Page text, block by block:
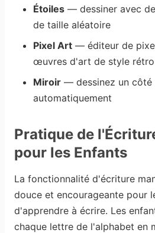
Étoiles — dessiner avec
de taille aléatoire
Pixel Art — éditeur de
œuvres d'art de style rétro
Miroir — dessinez un côté
automatiquement
Pratique de
pour les Enfants
La fonctionnalité d'écriture
douce et encourageante pour
d'apprendre à écrire. Les
chaque lettre de l'alphabet en